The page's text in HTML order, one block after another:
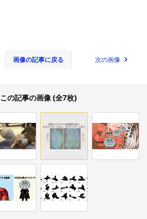
画像の記事に戻る 次の画像
この記事の画像 (全7枚)